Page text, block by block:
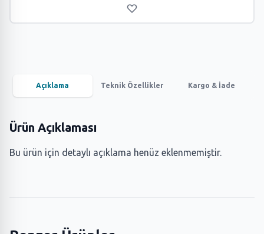
Açıklama Teknik Özellikler Kargo & İade
Ürün Açıklaması
Bu ürün için detaylı açıklama henüz eklenmemiştir.